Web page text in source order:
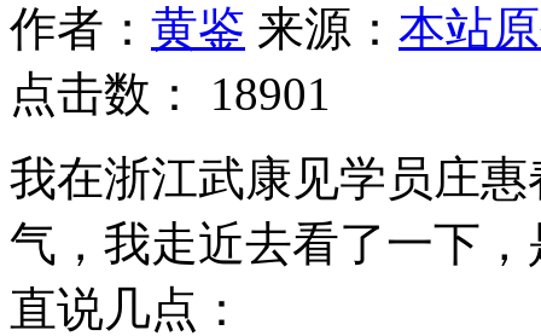
作者： 黄鉴 来源： 本站
点击数： 18901
我在浙江武康见学员庄
气，我走近去看了一下
直说几点：